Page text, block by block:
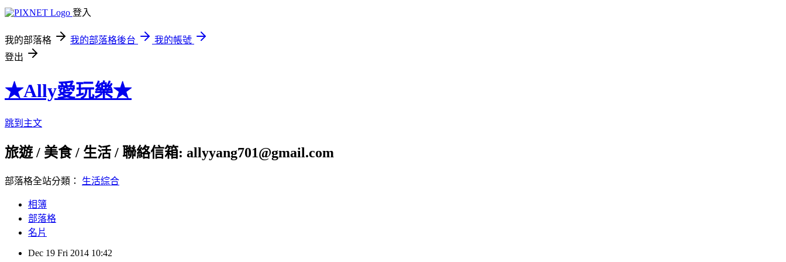
登入
我的部落格 我的部落格後台
我的帳號
登出
★Ally愛玩樂★
跳到主文
旅遊 / 美食 / 生活 / 聯絡信箱: allyyang701@gmail.com
部落格全站分類： 生活綜合
相簿
部落格
名片
Dec 19 Fri 2014 10:42